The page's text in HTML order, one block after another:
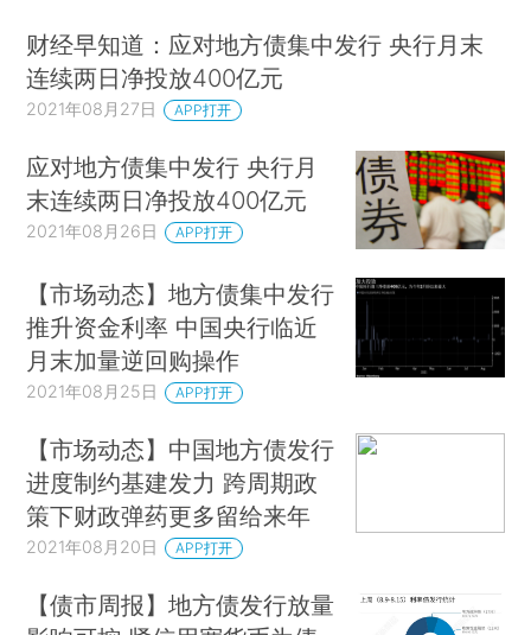
财经早知道：应对地方债集中发行 央行月末
连续两日净投放400亿元
2021年08月27日 APP打开
应对地方债集中发行 央行月
末连续两日净投放400亿元
2021年08月26日 APP打开
【市场动态】地方债集中发行
推升资金利率 中国央行临近
月末加量逆回购操作
2021年08月25日 APP打开
【市场动态】中国地方债发行
进度制约基建发力 跨周期政
策下财政弹药更多留给来年
2021年08月20日 APP打开
【债市周报】地方债发行放量